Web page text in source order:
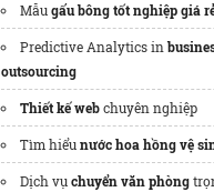
Mẫugấu bông tốt nghiệp giá
Predictive Analytics in
outsourcing
Thiết kế webchuyên nghiệp
Tìm hiểunước hoa hồng vệ
Dịch vụchuyển văn phòng